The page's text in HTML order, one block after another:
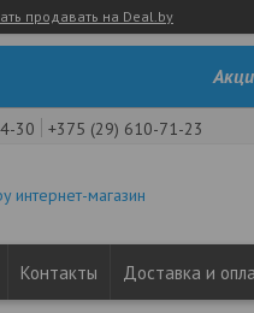
продавать на Deal.by
30 +375 (29) 610-71-23
интернет-магазин
Контакты Доставка и